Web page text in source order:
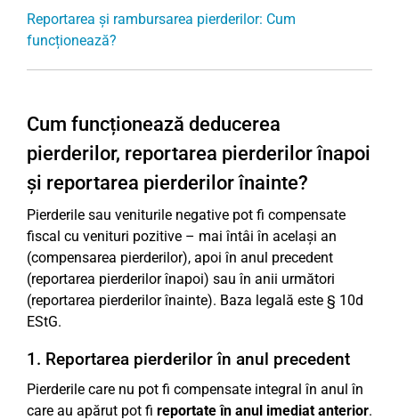
Reportarea și rambursarea pierderilor: Cum
funcționează?
Cum funcționează deducerea
pierderilor, reportarea pierderilor înapoi
și reportarea pierderilor înainte?
Pierderile sau veniturile negative pot fi compensate
fiscal cu venituri pozitive – mai întâi în același an
(compensarea pierderilor), apoi în anul precedent
(reportarea pierderilor înapoi) sau în anii următori
(reportarea pierderilor înainte). Baza legală este § 10d
EStG.
1. Reportarea pierderilor în anul precedent
Pierderile care nu pot fi compensate integral în anul în
care au apărut pot fi reportate în anul imediat anterior.